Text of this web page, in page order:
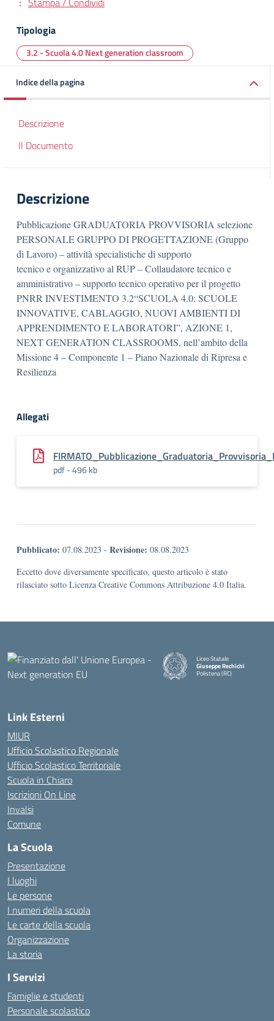
Tipologia
3.2 - Scuola 4.0 Next generation classroom
Indice della pagina
Descrizione
Il Documento
Descrizione
Pubblicazione GRADUATORIA PROVVISORIA selezione
PERSONALE GRUPPO DI PROGETTAZIONE (Gruppo
di Lavoro) – attività specialistiche di supporto
tecnico e organizzativo al RUP – Collaudatore tecnico e
amministrativo – supporto tecnico operativo per il progetto
PNRR INVESTIMENTO 3.2“SCUOLA 4.0: SCUOLE
INNOVATIVE, CABLAGGIO, NUOVI AMBIENTI DI
APPRENDIMENTO E LABORATORI”, AZIONE 1,
NEXT GENERATION CLASSROOMS, nell’ambito della
Missione 4 – Componente 1 – Piano Nazionale di Ripresa e
Resilienza
Allegati
pdf - 496 kb
Pubblicato: 07.08.2023 - Revisione: 08.08.2023
Eccetto dove diversamente specificato, questo articolo è stato
rilasciato sotto Licenza Creative Commons Attribuzione 4.0 Italia.
Liceo Statale
Giuseppe Rechichi
Polistena (RC)
Link Esterni
MIUR
Ufficio Scolastico Regionale
Ufficio Scolastico Territoriale
Scuola in Chiaro
Iscrizioni On Line
Invalsi
Comune
La Scuola
Presentazione
I luoghi
Le persone
I numeri della scuola
Le carte della scuola
Organizzazione
La storia
I Servizi
Famiglie e studenti
Personale scolastico